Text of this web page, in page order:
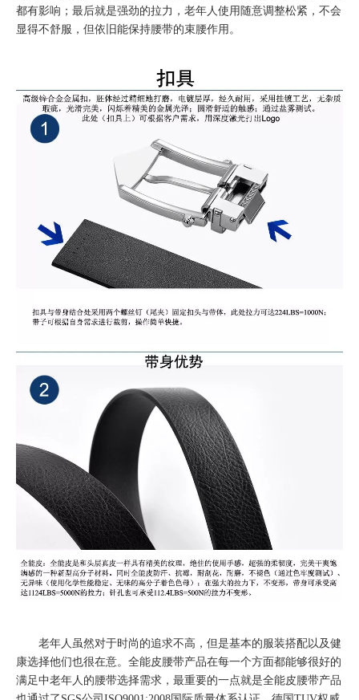
都有影响；最后就是强劲的拉力，老年人使用随意调整松紧，不会
显得不舒服，但依旧能保持腰带的束腰作用。
老年人虽然对于时尚的追求不高，但是基本的服装搭配以及健
康选择他们也很在意。全能皮腰带产品在每一个方面都能够很好的
满足中老年人的腰带选择需求，最重要的一点就是全能皮腰带产品